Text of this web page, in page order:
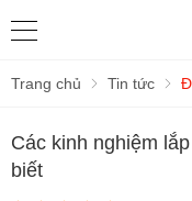
Trang chủ Tin tức
Các kinh nghiệm
biết